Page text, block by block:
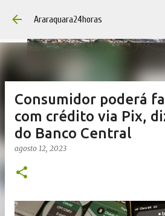
Pular para o conteúdo
Araraquara24horas
Consumidor poderá
com crédito via Pix,
do Banco Central
agosto 12, 2023